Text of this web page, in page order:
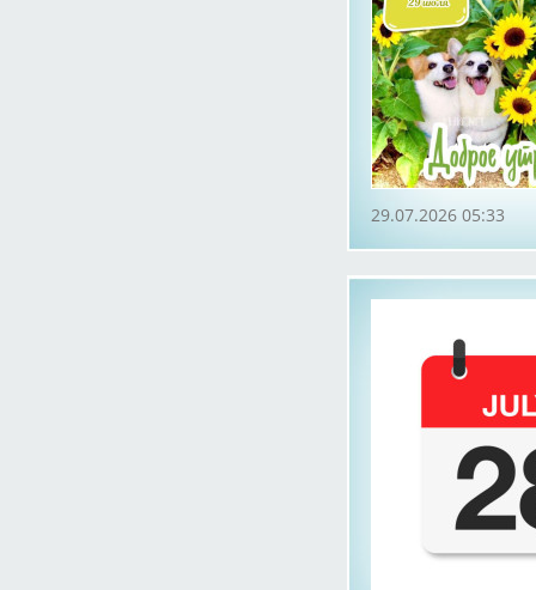
29.07.2026 05:33